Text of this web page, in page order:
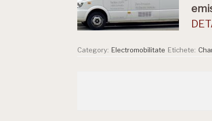
Category: Electromobilitate Etichete: